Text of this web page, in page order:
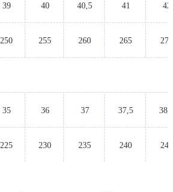
39 40 40,5 41 42
250 255 260 265 270
35 36 37 37,5
225 230 235 240 245